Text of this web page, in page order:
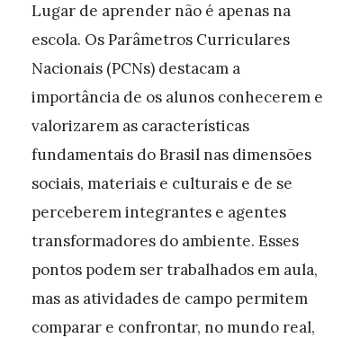
Lugar de aprender não é apenas na
escola. Os Parâmetros Curriculares
Nacionais (PCNs) destacam a
importância de os alunos conhecerem e
valorizarem as características
fundamentais do Brasil nas dimensões
sociais, materiais e culturais e de se
perceberem integrantes e agentes
transformadores do ambiente. Esses
pontos podem ser trabalhados em aula,
mas as atividades de campo permitem
comparar e confrontar, no mundo real,